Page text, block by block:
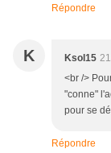
Répondre
K Ksol15
<br />
"conne"
pour se
Répondre